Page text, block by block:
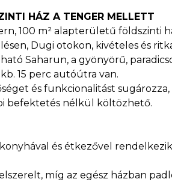
HÁZ A TENGER MELLETT
100 m² alapterületű földszinti
Dugi otokon, kivételes és
Saharun, a gyönyörű,
15 perc autóútra van.
és funkcionalitást
befektetés nélkül költözhető.
és étkezővel
míg az egész házban